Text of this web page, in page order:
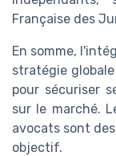
Française des
En somme,
stratégie
pour sécuriser
sur le marché.
avocats sont
objectif.